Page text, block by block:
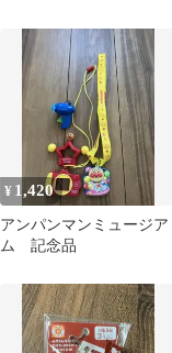
¥ 1,420
アンパンマンミュージア
ム 記念品